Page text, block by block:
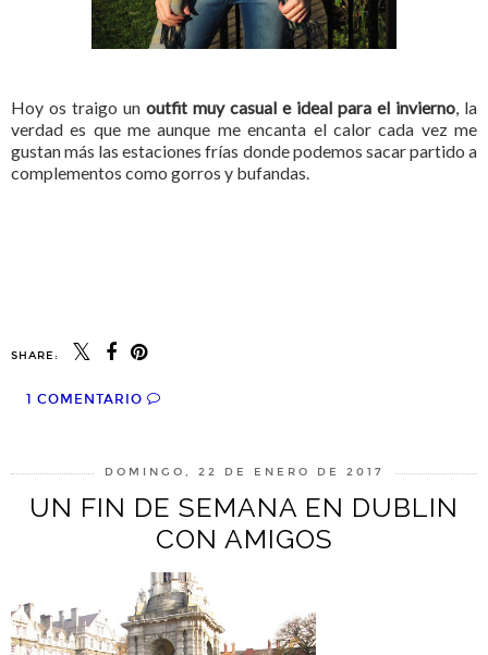
Hoy os traigo un outfit muy casual e ideal para el invierno, la
verdad es que me aunque me encanta el calor cada vez me
gustan más las estaciones frías donde podemos sacar partido a
complementos como gorros y bufandas.
SHARE:
1 COMENTARIO
DOMINGO, 22 DE ENERO DE 2017
UN FIN DE SEMANA EN DUBLIN
CON AMIGOS